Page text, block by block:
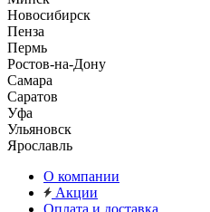
Новосибирск
Пенза
Пермь
Ростов-на-Дону
Самара
Саратов
Уфа
Ульяновск
Ярославль
О компании
Акции
Оплата и доставка